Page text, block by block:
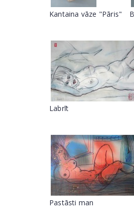
Kantaina vāze "Pāris"
Labrīt
Pastāsti man